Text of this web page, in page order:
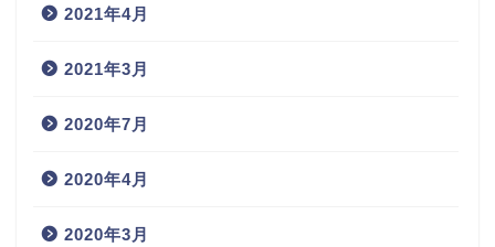
2021年4月
2021年3月
2020年7月
2020年4月
2020年3月